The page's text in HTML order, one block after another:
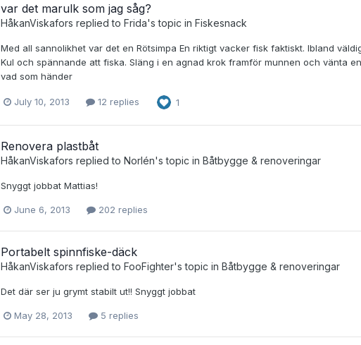
var det marulk som jag såg?
HåkanViskafors replied to Frida's topic in Fiskesnack
Med all sannolikhet var det en Rötsimpa En riktigt vacker fisk faktiskt. Ibland
Kul och spännande att fiska. Släng i en agnad krok framför munnen och vänta
vad som händer
July 10, 2013 12 replies 1
Renovera plastbåt
HåkanViskafors replied to Norlén's topic in Båtbygge & renoveringar
Snyggt jobbat Mattias!
June 6, 2013 202 replies
Portabelt spinnfiske-däck
HåkanViskafors replied to FooFighter's topic in Båtbygge & renoveringar
Det där ser ju grymt stabilt ut!! Snyggt jobbat
May 28, 2013 5 replies